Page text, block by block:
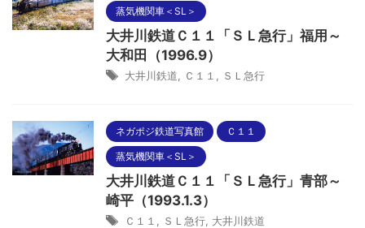
蒸気機関車＜SL＞
大井川鉄道Ｃ１１「ＳＬ急行」福用～
大和田（1996.9）
大井川鉄道 Ｃ１１ ＳＬ急行
ネガポジ鉄道写真館 Ｃ１１
蒸気機関車＜SL＞
大井川鉄道Ｃ１１「ＳＬ急行」青部～
崎平（1993.1.3）
Ｃ１１ ＳＬ急行 大井川鉄道